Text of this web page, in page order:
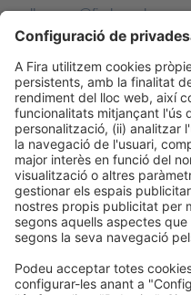
Informació general